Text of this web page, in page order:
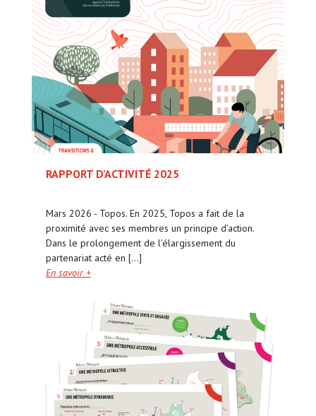
RAPPORT D'ACTIVITÉ 2025
Mars 2026 - Topos. En 2025, Topos a fait de la
proximité avec ses membres un principe d’action.
Dans le prolongement de l’élargissement du
partenariat acté en [...]
En savoir +